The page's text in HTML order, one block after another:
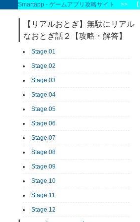
Smartapp - ゲームアプリ攻略サイト >> 【
【リアルおとぎ】無駄にリアル
なおとぎ話２【攻略・解答】
Stage.01
Stage.02
Stage.03
Stage.04
Stage.05
Stage.06
Stage.07
Stage.08
Stage.09
Stage.10
Stage.11
Stage.12